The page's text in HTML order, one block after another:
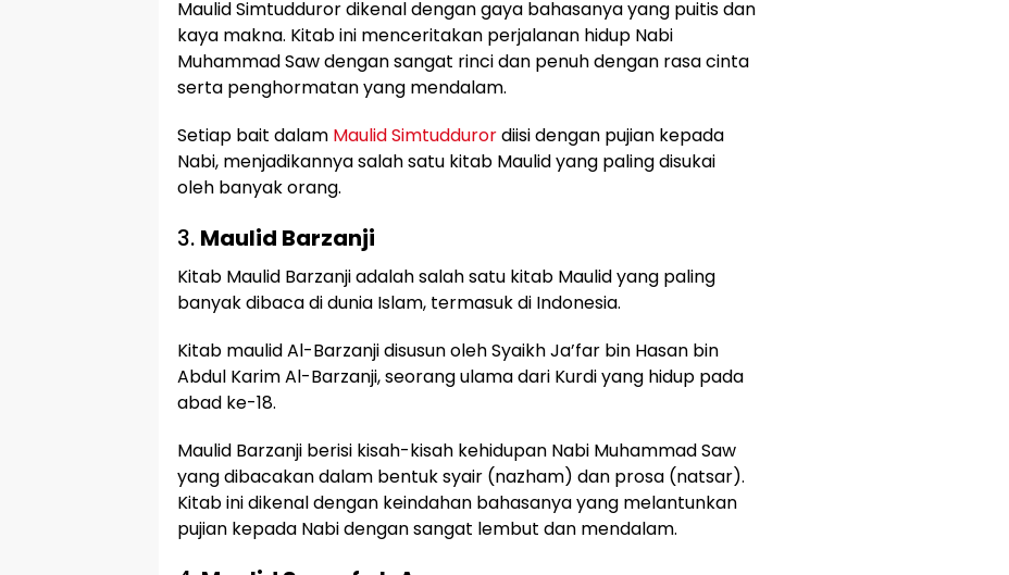
Maulid Simtudduror dikenal dengan gaya bahasanya yang puitis dan
kaya makna. Kitab ini menceritakan perjalanan hidup Nabi
Muhammad Saw dengan sangat rinci dan penuh dengan rasa cinta
serta penghormatan yang mendalam.
Setiap bait dalam Maulid Simtuddurordiisi dengan pujian kepada
Nabi, menjadikannya salah satu kitab Maulid yang paling disukai
oleh banyak orang.
3. Maulid Barzanji
Kitab Maulid Barzanji adalah salah satu kitab Maulid yang paling
banyak dibaca di dunia Islam, termasuk di Indonesia.
Kitab maulid Al-Barzanji disusun oleh Syaikh Ja’far bin Hasan bin
Abdul Karim Al-Barzanji, seorang ulama dari Kurdi yang hidup pada
abad ke-18.
Maulid Barzanji berisi kisah-kisah kehidupan Nabi Muhammad Saw
yang dibacakan dalam bentuk syair (nazham) dan prosa (natsar).
Kitab ini dikenal dengan keindahan bahasanya yang melantunkan
pujian kepada Nabi dengan sangat lembut dan mendalam.